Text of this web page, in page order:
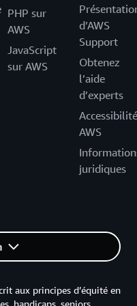
PHP sur
AWS
JavaScript
sur AWS
d’AWS
Support
Obtenez
l’aide
d’experts
Accessibilité
AWS
juridiques
aux principes d’équité en
handicaps, seniors,